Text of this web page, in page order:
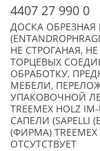
4407 27 990 0
ДОСКА
НЕ СТРОГАНАЯ,
ТОРЦЕВЫХ
ОБРАБОТКУ,
МЕБЕЛИ,
УПАКОВОЧНОЙ
TREEMEX HOLZ
САПЕЛИ (SAPELLI
(ФИРМА) TREEMEX
ОТСУТСТВУЕТ